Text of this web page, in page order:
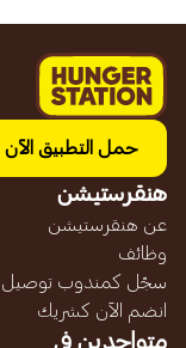
حمل التطبيق الآن
هنقرستيشن
عن هنقرستيشن
وظائف
سجّل كمندوب توصيل
انضم الآن كشريك
متواجدين في